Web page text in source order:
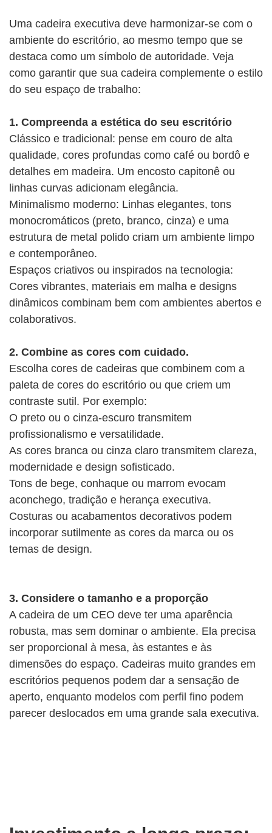
Uma cadeira executiva deve harmonizar-se com o
ambiente do escritório, ao mesmo tempo que se
destaca como um símbolo de autoridade. Veja
como garantir que sua cadeira complemente o estilo
do seu espaço de trabalho:
1. Compreenda a estética do seu escritório
Clássico e tradicional: pense em couro de alta
qualidade, cores profundas como café ou bordô e
detalhes em madeira. Um encosto capitonê ou
linhas curvas adicionam elegância.
Minimalismo moderno: Linhas elegantes, tons
monocromáticos (preto, branco, cinza) e uma
estrutura de metal polido criam um ambiente limpo
e contemporâneo.
Espaços criativos ou inspirados na tecnologia:
Cores vibrantes, materiais em malha e designs
dinâmicos combinam bem com ambientes abertos e
colaborativos.
2. Combine as cores com cuidado.
Escolha cores de cadeiras que combinem com a
paleta de cores do escritório ou que criem um
contraste sutil. Por exemplo:
O preto ou o cinza-escuro transmitem
profissionalismo e versatilidade.
As cores branca ou cinza claro transmitem clareza,
modernidade e design sofisticado.
Tons de bege, conhaque ou marrom evocam
aconchego, tradição e herança executiva.
Costuras ou acabamentos decorativos podem
incorporar sutilmente as cores da marca ou os
temas de design.
3. Considere o tamanho e a proporção
A cadeira de um CEO deve ter uma aparência
robusta, mas sem dominar o ambiente. Ela precisa
ser proporcional à mesa, às estantes e às
dimensões do espaço. Cadeiras muito grandes em
escritórios pequenos podem dar a sensação de
aperto, enquanto modelos com perfil fino podem
parecer deslocados em uma grande sala executiva.